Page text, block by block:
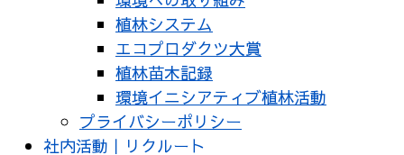
植林システム
エコプロダクツ大賞
植林苗木記録
環境イニシアティブ植林活動
プライバシーポリシー
社内活動｜リクルート